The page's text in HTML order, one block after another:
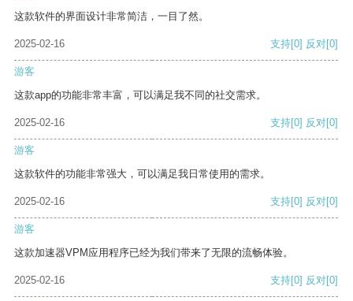
这款软件的界面设计非常简洁，一目了然。
2025-02-16 支持[0] 反对[0]
游客
这款app的功能非常丰富，可以满足我不同的社交需求。
2025-02-16 支持[0] 反对[0]
游客
这款软件的功能非常强大，可以满足我日常使用的需求。
2025-02-16 支持[0] 反对[0]
游客
这款加速器VPM应用程序已经为我们带来了无限的流畅体验。
2025-02-16 支持[0] 反对[0]